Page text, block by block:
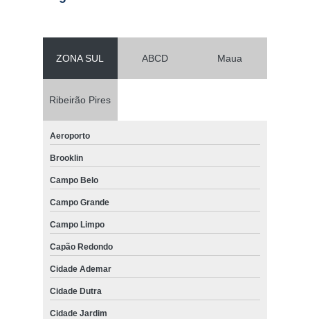
ZONA SUL ABCD Maua
Ribeirão Pires
Aeroporto
Brooklin
Campo Belo
Campo Grande
Campo Limpo
Capão Redondo
Cidade Ademar
Cidade Dutra
Cidade Jardim